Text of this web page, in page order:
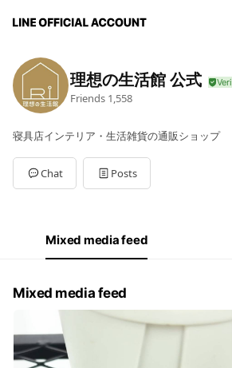
理想の生活館 公式
Friends 1,558
寝具店インテリア・生活雑貨の通販ショップ
Chat Posts
Mixed media feed
Mixed media feed